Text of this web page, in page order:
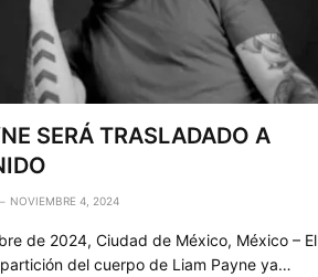
SERÁ TRASLADADO A
NOVIEMBRE 4, 2024
de 2024, Ciudad de México, México – El
del cuerpo de Liam Payne ya…